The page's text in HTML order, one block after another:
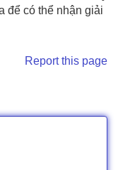
để có thể nhận giải
Report this page